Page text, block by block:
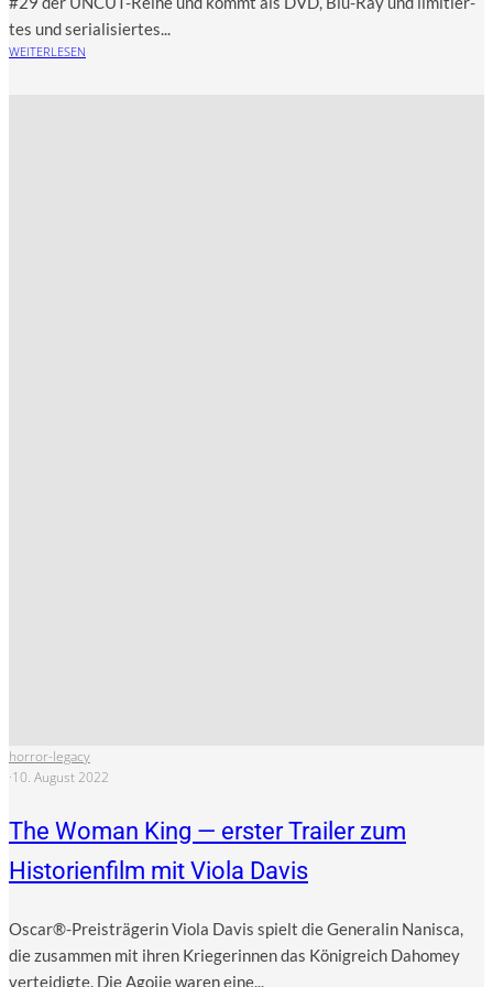
tes und seria­li­sier­tes...
WEITERLESEN
horror-legacy
·10. August 2022
The Woman King — erster Trailer zum
Historienfilm mit Viola Davis
Oscar®-Preisträgerin Vio­la Davis spielt die Gene­ra­lin Nanis­ca,
die zusam­men mit ihren Krie­ge­rin­nen das König­reich Daho­mey
ver­tei­dig­te. Die Ago­jie waren eine...